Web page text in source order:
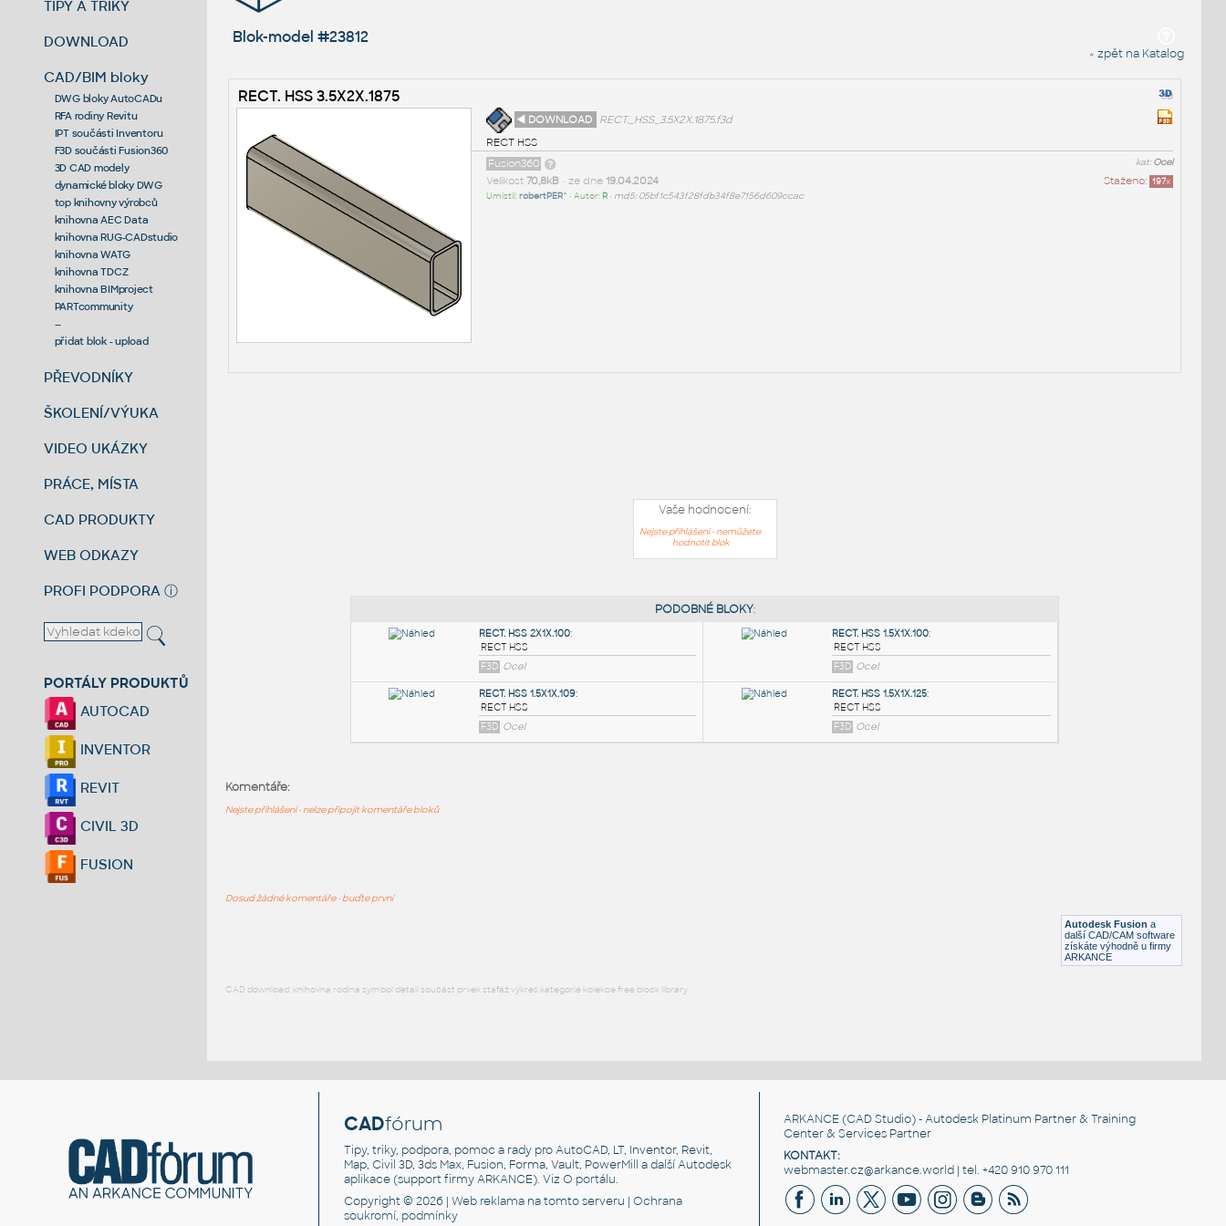
TIPY A TRIKY
DOWNLOAD
CAD/BIM bloky
DWG bloky AutoCADu
RFA rodiny Revitu
IPT součásti Inventoru
F3D součásti Fusion360
3D CAD modely
dynamické bloky DWG
top knihovny výrobců
knihovna AEC Data
knihovna RUG-CADstudio
knihovna WATG
knihovna TDCZ
knihovna BIMproject
PARTcommunity
--
přidat blok - upload
PŘEVODNÍKY
ŠKOLENÍ/VÝUKA
VIDEO UKÁZKY
PRÁCE, MÍSTA
CAD PRODUKTY
WEB ODKAZY
PROFI PODPORA ⓘ
PORTÁLY PRODUKTŮ
AUTOCAD
INVENTOR
REVIT
CIVIL 3D
FUSION
Blok-model #23812
« zpět na Katalog
RECT. HSS 3.5X2X.1875
◄ DOWNLOAD
RECT._HSS_3.5X2X.1875.f3d
RECT HSS
kat:Ocel
Fusion360
Staženo: 197x
Velikost 70,8kB• ze dne 19.04.2024
Umístil:robertPER^ • Autor: R• md5: 05bf1c543f28fdb34f8e7156d609ccac
Vaše hodnocení:
Nejste přihlášeni - nemůžete
hodnotit blok
Autodesk Fusion a
další CAD/CAM software
získáte výhodně u firmy
ARKANCE
Komentáře:
Nejste přihlášeni - nelze připojit komentáře bloků
Dosud žádné komentáře - buďte první
CAD download: knihovna rodina symbol detail součást prvek stafáž výkres kategorie kolekce free block library
CADfórum
Tipy, triky, podpora, pomoc a rady pro AutoCAD, LT, Inventor, Revit,
Map, Civil 3D, 3ds Max, Fusion, Forma, Vault, PowerMill a další Autodesk
aplikace (support firmy ARKANCE). VizO portálu.
Copyright © 2026 |Web reklama na tomto serveru |Ochrana
soukromí, podmínky
ARKANCE (CAD Studio) - Autodesk Platinum Partner & Training
Center & Services Partner
KONTAKT:
webmaster.cz@arkance.world | tel. +420 910 970 111